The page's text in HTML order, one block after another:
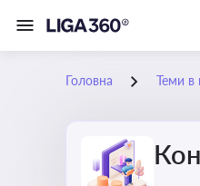
Головна Теми в